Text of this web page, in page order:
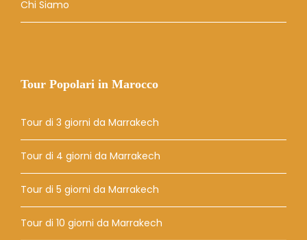
Chi Siamo
Tour Popolari in Marocco
Tour di 3 giorni da Marrakech
Tour di 4 giorni da Marrakech
Tour di 5 giorni da Marrakech
Tour di 10 giorni da Marrakech